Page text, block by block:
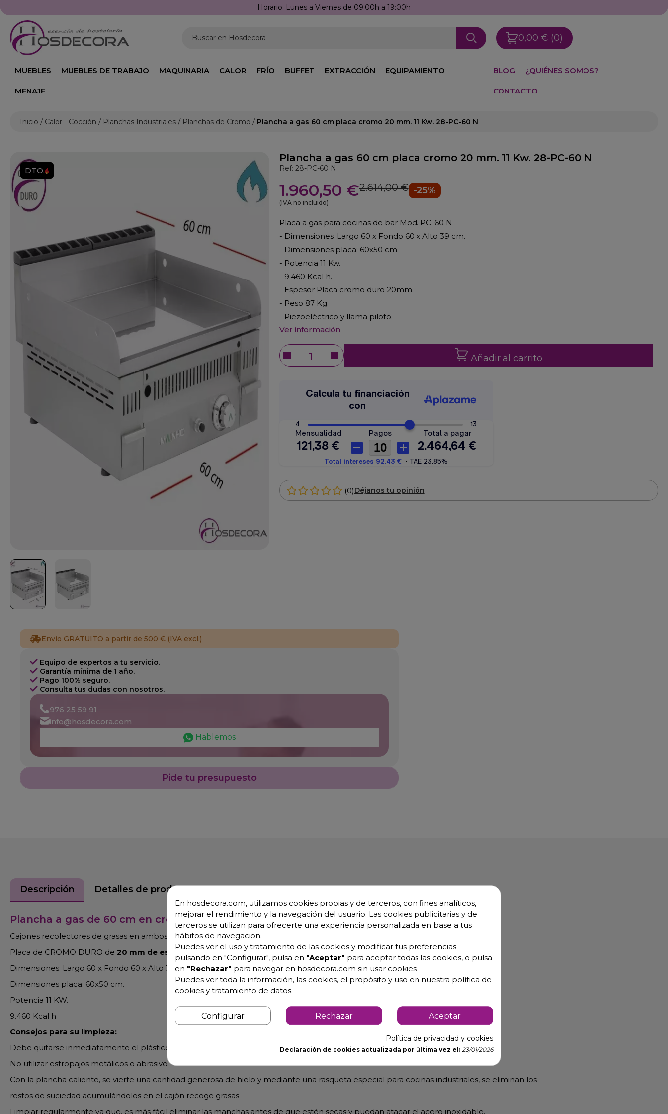
Llámanos: 976 25 59 91
Buscar en Hosdecora 0,00 € (0)
MUEBLES MUEBLES DE TRABAJO MAQUINARIA CALOR FRÍO BUFFET EXTRACCIÓN EQUIPAMIENTO
MENAJE
BLOG ¿QUIÉNES SOMOS?
CONTACTO
Inicio Calor - Cocción Planchas Industriales Planchas de Cromo Plancha a gas 60 cm placa cromo 20 mm. 11 Kw. 28-PC-60 N
DTO.
Plancha a gas 60 cm placa cromo 20 mm. 11 Kw. 28-PC-60 N
Ref: 28-PC-60 N
1.960,50 €2.614,00 € -25%
(IVA no incluido)
Placa a gas para cocinas de bar Mod. PC-60 N
- Dimensiones: Largo 60 x Fondo 60 x Alto 39 cm.
- Dimensiones placa: 60x50 cm.
- Potencia 11 Kw.
- 9.460 Kcal h.
- Espesor Placa cromo duro 20mm.
- Peso 87 Kg.
- Piezoeléctrico y llama piloto.
Ver información
Añadir al carrito
(0)Déjanos tu opinión
Envío GRATUITO a partir de 500 € (IVA excl.)
Equipo de expertos a tu servicio.
Garantía mínima de 1 año.
Pago 100% seguro.
Consulta tus dudas con nosotros.
976 25 59 91
info@hosdecora.com
Hablemos
Pide tu presupuesto
Descripción Detalles de producto
Plancha a gas de 60 cm en cromo
Cajones recolectores de grasas en ambos laterales
Placa de CROMO DURO de 20 mm de espesor.
Dimensiones: Largo 60 x Fondo 60 x Alto 39. mm Peso 87 Kg.
Dimensiones placa: 60x50 cm.
Potencia 11 KW.
9.460 Kcal h
Consejos para su limpieza:
Debe quitarse inmediatamente el plástico protector a los muebles inox nuevos.
No utilizar estropajos metálicos o abrasivo.
Con la plancha caliente, se vierte una cantidad generosa de hielo y mediante una rasqueta especial para cocinas industriales, se eliminan los
restos de suciedad acumulándolos en el cajón recoge grasas
Limpiar regularmente ya que, es más fácil eliminar las manchas antes de que estén secas y puedan atacar el acero inoxidable.
En hosdecora.com, utilizamos cookies propias y de terceros, con fines analíticos,
mejorar el rendimiento y la navegación del usuario. Las cookies publicitarias y de
terceros se utilizan para ofrecerte una experiencia personalizada en base a tus
hábitos de navegacion.
Puedes ver el uso y tratamiento de las cookies y modificar tus preferencias
pulsando en "Configurar", pulsa en "Aceptar" para aceptar todas las cookies, o pulsa
en "Rechazar" para navegar en hosdecora.com sin usar cookies.
Puedes ver toda la información, las cookies, el propósito y uso en nuestra política de
cookies y tratamiento de datos.
Configurar Rechazar Aceptar
Política de privacidad y cookies
Declaración de cookies actualizada por última vez el: 23/01/2026